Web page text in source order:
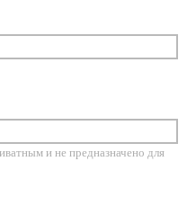
и не предназначено для